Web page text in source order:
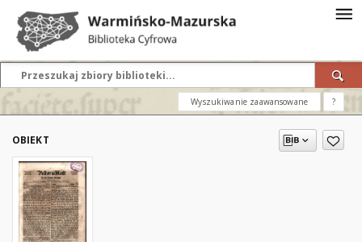
Wyszukiwanie zaawansowane ?
OBIEKT